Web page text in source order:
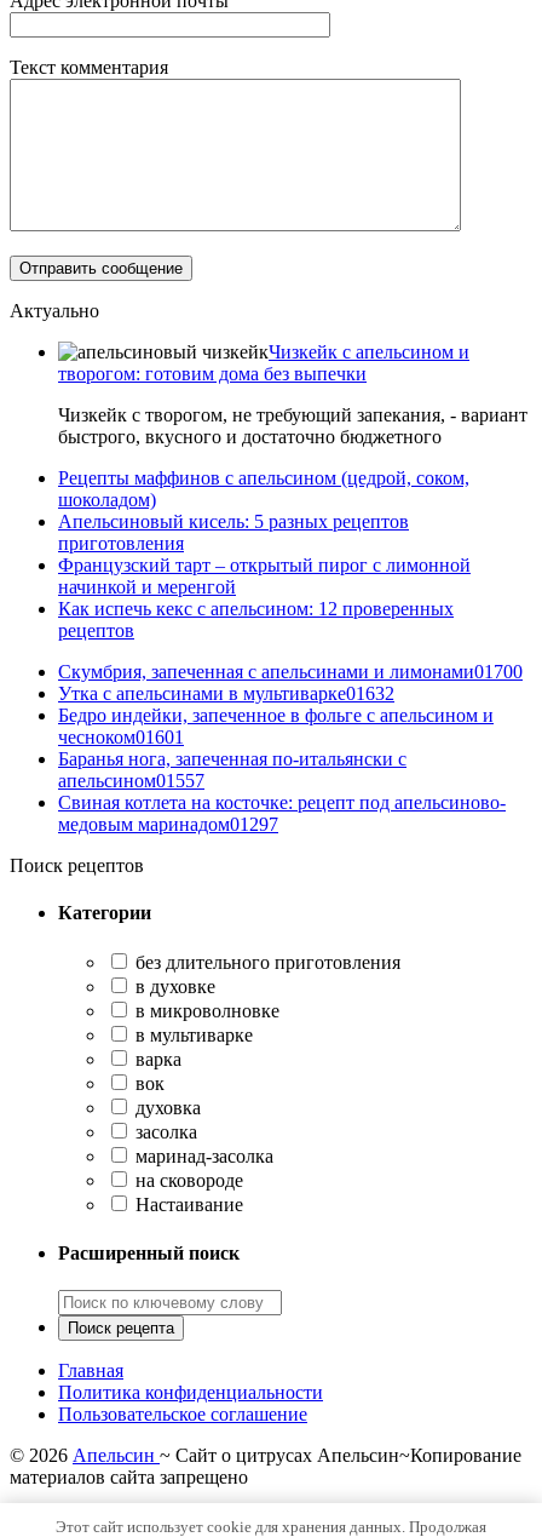
Текст комментария
Актуально
Чизкейк с апельсином и
творогом: готовим дома без выпечки
Чизкейк с творогом, не требующий запекания, - вариант
быстрого, вкусного и достаточно бюджетного
Рецепты маффинов с апельсином (цедрой, соком,
шоколадом)
Апельсиновый кисель: 5 разных рецептов
приготовления
Французский тарт – открытый пирог с лимонной
начинкой и меренгой
Как испечь кекс с апельсином: 12 проверенных
рецептов
Скумбрия, запеченная с апельсинами и лимонами01700
Утка с апельсинами в мультиварке01632
Бедро индейки, запеченное в фольге с апельсином и
чесноком01601
Баранья нога, запеченная по-итальянски с
апельсином01557
Свиная котлета на косточке: рецепт под апельсиново-
медовым маринадом01297
Поиск рецептов
Категории
без длительного приготовления
в духовке
в микроволновке
в мультиварке
варка
вок
духовка
засолка
маринад-засолка
на сковороде
Настаивание
Расширенный поиск
Главная
Политика конфиденциальности
Пользовательское соглашение
© 2026 Апельсин ~ Сайт о цитрусах Апельсин~Копирование
материалов сайта запрещено
Политика конфиденциальности
Этот сайт использует cookie для хранения данных. Продолжая